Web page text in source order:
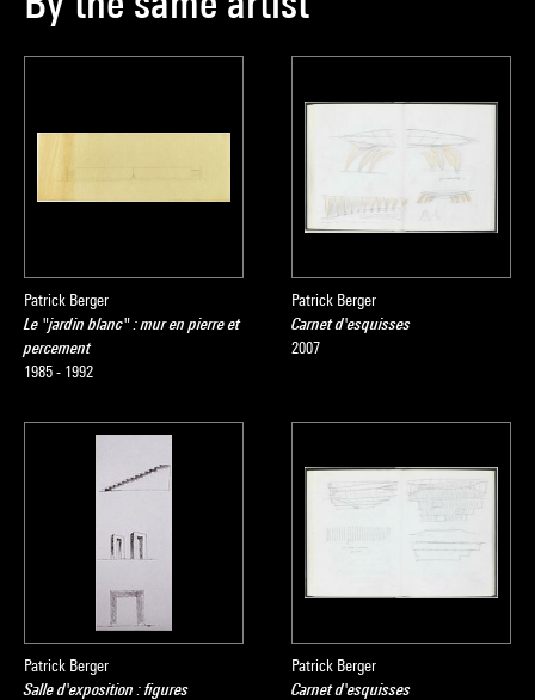
Patrick Berger
Le "jardin blanc" : mur en pierre et
percement
1985 - 1992
Patrick Berger
Carnet d'esquisses
2007
Patrick Berger
Salle d'exposition : figures
Patrick Berger
Carnet d'esquisses